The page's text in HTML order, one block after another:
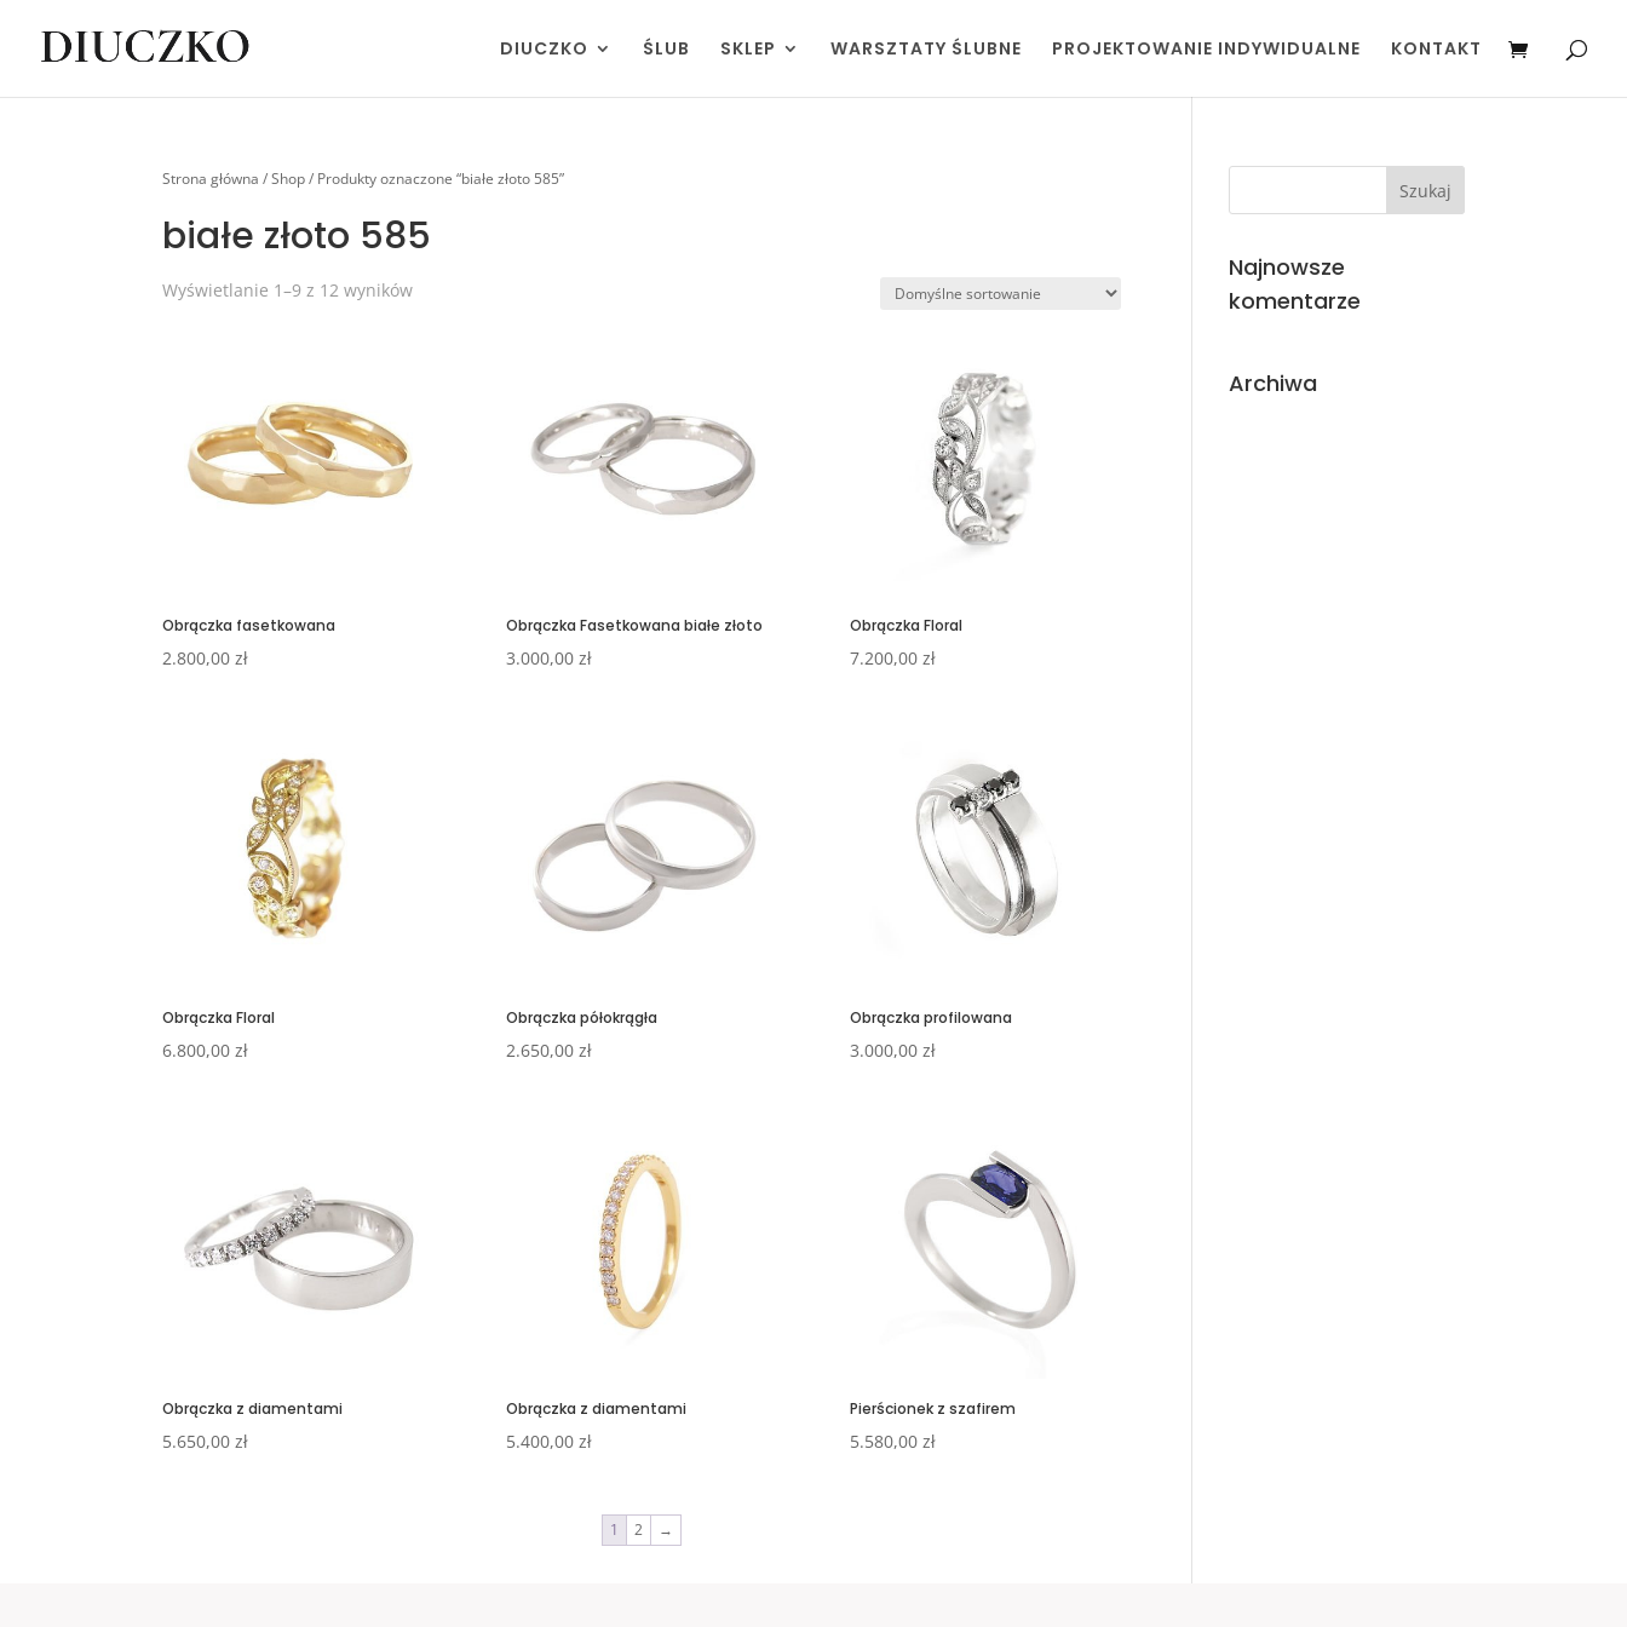
DIUCZKO ŚLUB SKLEP WARSZTATY ŚLUBNE PROJEKTOWANIE INDYWIDUALNE KONTAKT
Strona główna /Shop/ Produkty oznaczone “białe złoto 585”
białe złoto 585
Wyświetlanie 1–9 z 12 wyników
Obrączka fasetkowana
2.800,00zł
Obrączka Fasetkowana białe złoto
3.000,00 zł
Obrączka Floral
7.200,00 zł
Obrączka Floral
6.800,00zł
Obrączka półokrągła
2.650,00 zł
Obrączka profilowana
3.000,00 zł
Obrączka z diamentami
5.650,00zł
Obrączka z diamentami
5.400,00 zł
Pierścionek z szafirem
5.580,00 zł
1 2 →
Najnowsze
komentarze
Archiwa